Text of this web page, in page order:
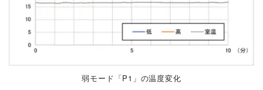
弱モード「P1」の温度変化